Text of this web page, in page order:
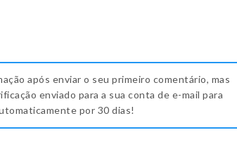
após enviar o seu primeiro comentário, mas
enviado para a sua conta de e-mail para
por 30 dias!